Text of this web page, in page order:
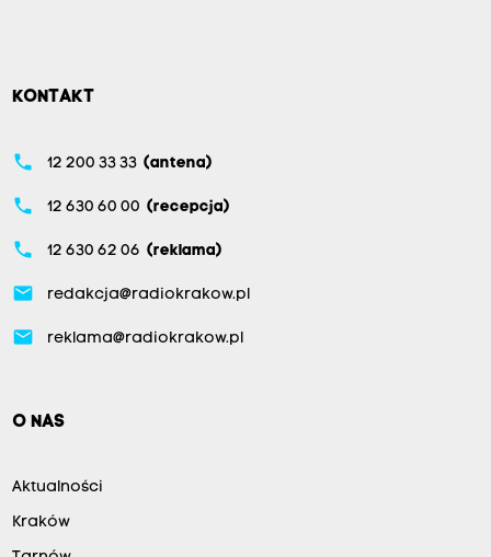
KONTAKT
phone 12 200 33 33 (antena)
phone 12 630 60 00 (recepcja)
phone 12 630 62 06 (reklama)
email redakcja@radiokrakow.pl
email reklama@radiokrakow.pl
O NAS
Aktualności
Kraków